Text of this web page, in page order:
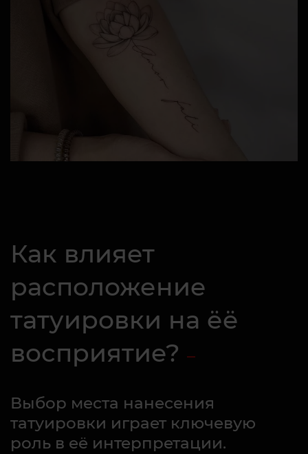
Как влияет
расположение
татуировки на ёё
восприятие?
Выбор места нанесения
татуировки играет ключевую
роль в её интерпретации.